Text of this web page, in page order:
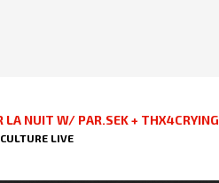
LA NUIT W/ PAR.SEK + THX4CRYING
LIVE